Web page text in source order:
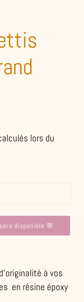
lors du
disponible 🌸
à vos
en résine époxy